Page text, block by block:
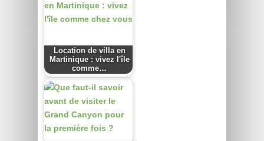
Location de villa en
Martinique : vivez l'île
comme…